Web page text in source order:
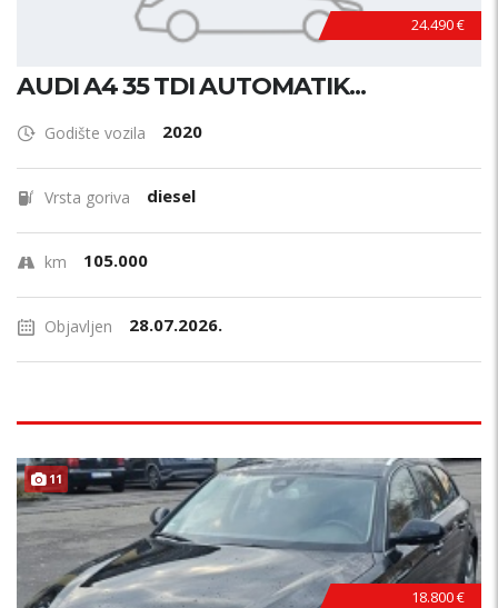
24.490 €
AUDI A4 35 TDI AUTOMATIK...
Godište vozila 2020
Vrsta goriva diesel
km 105.000
Objavljen 28.07.2026.
11
18.800 €